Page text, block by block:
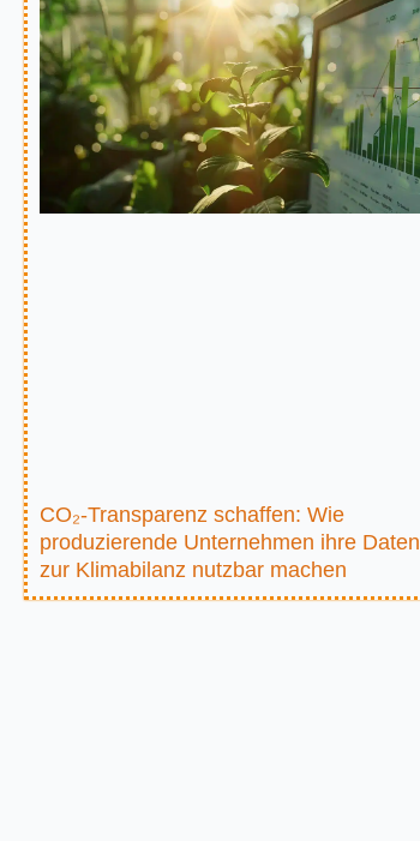
CO₂-Transparenz schaffen: Wie
produzierende Unternehmen ihre Daten
zur Klimabilanz nutzbar machen